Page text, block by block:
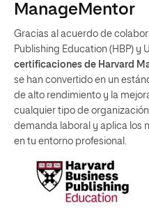
ManageMentor
Gracias al acuerdo de
Publishing Education (HBP) y
certificaciones de Harvard
se han convertido en un
de alto rendimiento y la
cualquier tipo de
demanda laboral y aplica los
en tu entorno profesional.